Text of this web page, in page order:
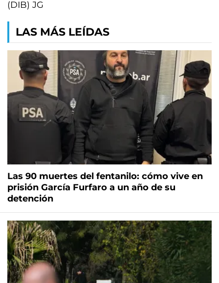
(DIB) JG
LAS MÁS LEÍDAS
Las 90 muertes del fentanilo: cómo vive en
prisión García Furfaro a un año de su
detención